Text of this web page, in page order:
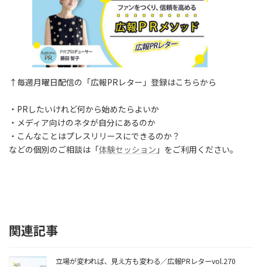
↑毎週月曜日配信の「広報PRレター」登録はこちらから
・PRしたいけれど何から始めたらよいか
・メディア向けのネタが自分にあるのか
・こんなことはプレスリリースにできるのか？
などの個別のご相談は「体験セッション 」をご利用ください。
関連記事
立場が変われば、見え方も変わる／広報PRレターvol.270